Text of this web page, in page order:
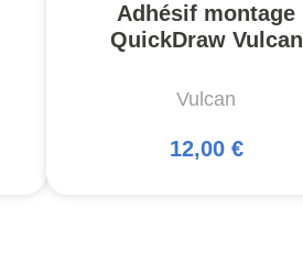
Adhésif montage
QuickDraw Vulcan
Vulcan
12,00 €